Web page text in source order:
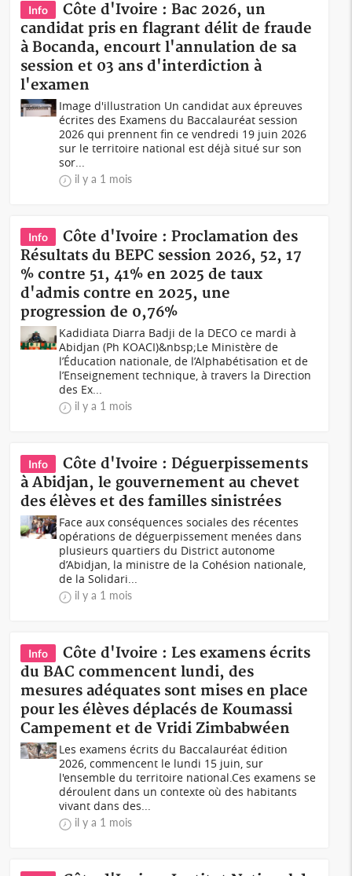
Info
Côte d'Ivoire : Bac 2026, un
candidat pris en flagrant délit de fraude
à Bocanda, encourt l'annulation de sa
session et 03 ans d'interdiction à
l'examen
Image d'illustration Un candidat aux épreuves
écrites des Examens du Baccalauréat session
2026 qui prennent fin ce vendredi 19 juin 2026
sur le territoire national est déjà situé sur son
sor...
il y a 1 mois
Info
Côte d'Ivoire : Proclamation des
Résultats du BEPC session 2026, 52, 17
% contre 51, 41% en 2025 de taux
d'admis contre en 2025, une
progression de 0,76%
Kadidiata Diarra Badji de la DECO ce mardi à
Abidjan (Ph KOACI)&nbsp;Le Ministère de
l’Éducation nationale, de l’Alphabétisation et de
l’Enseignement technique, à travers la Direction
des Ex...
il y a 1 mois
Info
Côte d'Ivoire : Déguerpissements
à Abidjan, le gouvernement au chevet
des élèves et des familles sinistrées
Face aux conséquences sociales des récentes
opérations de déguerpissement menées dans
plusieurs quartiers du District autonome
d’Abidjan, la ministre de la Cohésion nationale,
de la Solidari...
il y a 1 mois
Info
Côte d'Ivoire : Les examens écrits
du BAC commencent lundi, des
mesures adéquates sont mises en place
pour les élèves déplacés de Koumassi
Campement et de Vridi Zimbabwéen
Les examens écrits du Baccalauréat édition
2026, commencent le lundi 15 juin, sur
l'ensemble du territoire national.Ces examens se
déroulent dans un contexte où des habitants
vivant dans des...
il y a 1 mois